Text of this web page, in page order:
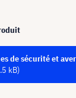
de sécurité et
kB)